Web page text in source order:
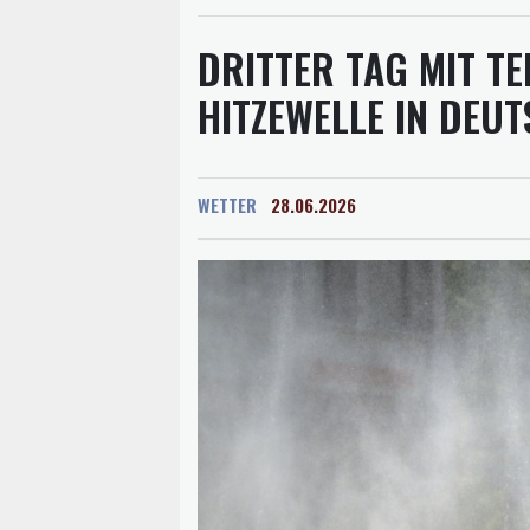
DRITTER TAG MIT
HITZEWELLE IN
WETTER 28.06.2026